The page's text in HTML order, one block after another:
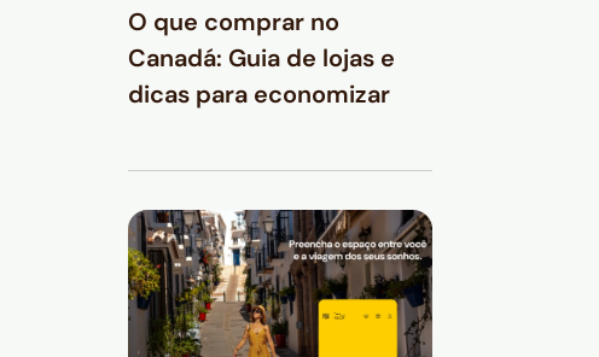
O que comprar no
Canadá: Guia de lojas e
dicas para economizar